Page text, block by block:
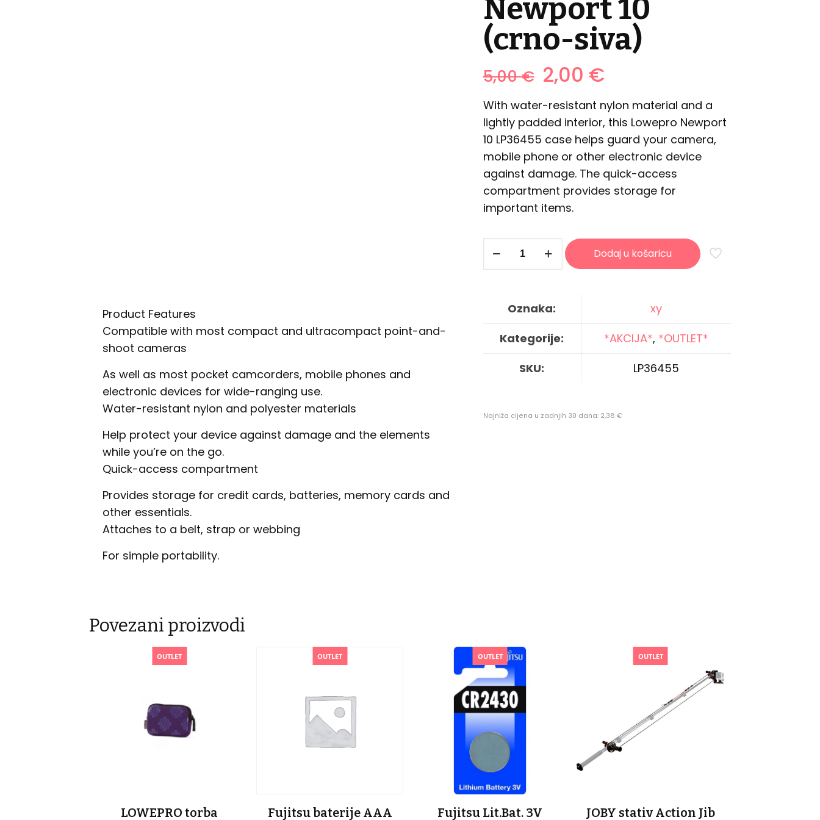
Product Features
Compatible with most compact and ultracompact point-and-
shoot cameras
As well as most pocket camcorders, mobile phones and
electronic devices for wide-ranging use.
Water-resistant nylon and polyester materials
Help protect your device against damage and the elements
while you’re on the go.
Quick-access compartment
Provides storage for credit cards, batteries, memory cards and
other essentials.
Attaches to a belt, strap or webbing
For simple portability.
Newport 10
(crno-siva)
5,00€ Izvorna
cijena
bila
je:
5,00 €.
2,00 €Trenutna
je:
2,00 €.
With water-resistant nylon material and a
lightly padded interior, this Lowepro Newport
10 LP36455 case helps guard your camera,
mobile phone or other electronic device
against damage. The quick-access
compartment provides storage for
important items.
LOWEPRO
(crno-
siva)
Dodaj u košaricu
Oznaka:
xy
Kategorije:
*AKCIJA*, *OUTLET*
SKU:
LP36455
Najniža cijena u zadnjih 30 dana: 2,38 €
Povezani proizvodi
OUTLET
LOWEPRO torba
OUTLET
Fujitsu baterije AAA
OUTLET
Fujitsu Lit.Bat. 3V
OUTLET
JOBY stativ Action Jib